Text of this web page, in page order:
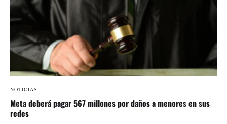
NOTICIAS
Meta deberá pagar 567 millones por daños a menores en sus
redes